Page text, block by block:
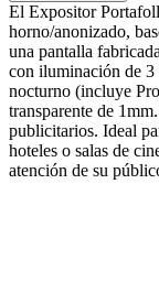
El Expositor
horno/anonizado,
una pantalla
con iluminación de 3
nocturno (incluye
transparente de
publicitarios. Ideal
hoteles o salas de
atención de su